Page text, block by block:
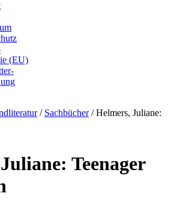
(EU)
/ Sachbücher/ Helmers, Juliane:
Teenager